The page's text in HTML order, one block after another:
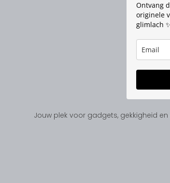
Ontvang
originele
glimlach
Jouw plek voor gadgets, gekkigheid